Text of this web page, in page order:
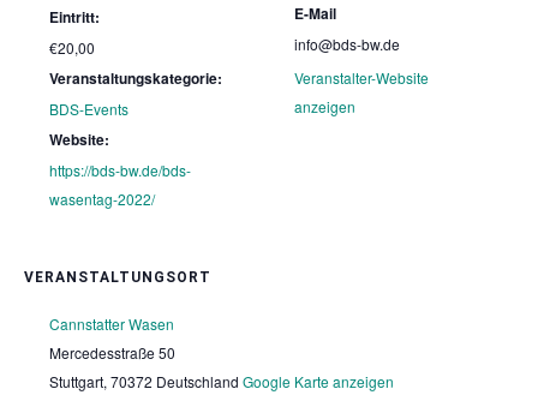
Eintritt:
€20,00
Veranstaltungskategorie:
BDS-Events
Website:
https://bds-bw.de/bds-
wasentag-2022/
VERANSTALTUNGSORT
Cannstatter Wasen
Mercedesstraße 50
Stuttgart, 70372 Deutschland Google Karte anzeigen
E-Mail
info@bds-bw.de
Veranstalter-Website
anzeigen